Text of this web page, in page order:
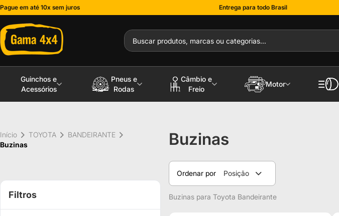
Pague em até 10x sem juros Entrega para todo Brasil
Guinchos e
Acessórios
Pneus e
Rodas
Câmbio e
Freio
Motor
Buzinas
Ordenar por Posição
Buzinas para Toyota Bandeirante
Início TOYOTA
BANDEIRANTE
Buzinas
Filtros